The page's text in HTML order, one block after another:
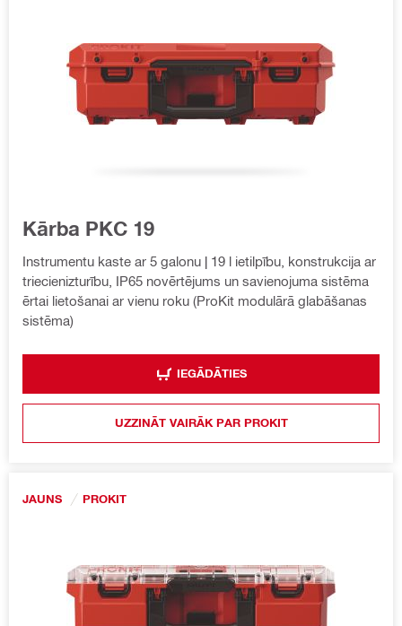
Kārba PKC 19
Instrumentu kaste ar 5 galonu | 19 l ietilpību, konstrukcija ar
triecienizturību, IP65 novērtējums un savienojuma sistēma
ērtai lietošanai ar vienu roku (ProKit modulārā glabāšanas
sistēma)
IEGĀDĀTIES
UZZINĀT VAIRĀK PAR PROKIT
JAUNS PROKIT